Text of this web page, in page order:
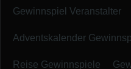
Gewinnspiel Veranstalter
Adventskalender
Reise Gewinnspiele